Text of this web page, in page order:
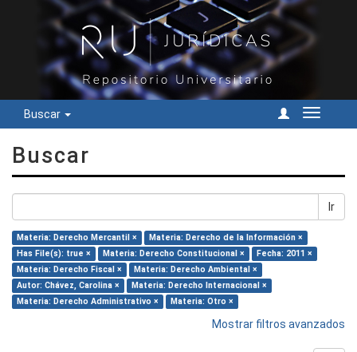
Buscar
Cambiar
Buscar
Ir
Materia: Derecho Mercantil ×
Materia: Derecho de la Información ×
Has File(s): true ×
Materia: Derecho Constitucional ×
Fecha: 2011 ×
Materia: Derecho Fiscal ×
Materia: Derecho Ambiental ×
Autor: Chávez, Carolina ×
Materia: Derecho Internacional ×
Materia: Derecho Administrativo ×
Materia: Otro ×
Mostrar filtros avanzados